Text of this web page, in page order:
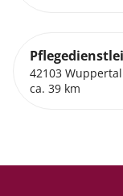
42103
ca. 39 km